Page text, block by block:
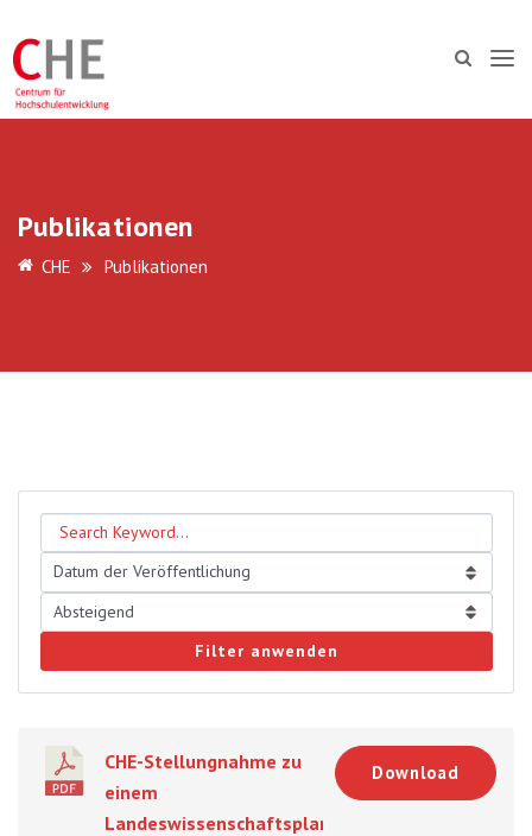
Publikationen
CHE Publikationen
Filter anwenden
CHE-Stellungnahme zu
einem
Landeswissenschaftsplan
Download